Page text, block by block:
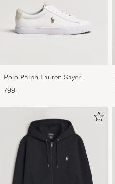
Polo Ralph Lauren Sayer
Canvas Sneakers White
799,-